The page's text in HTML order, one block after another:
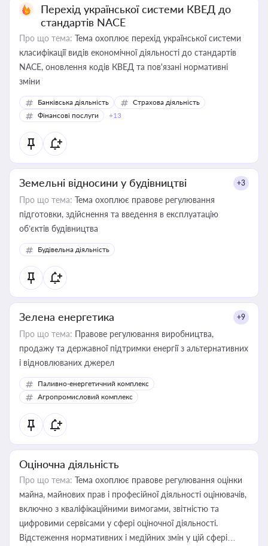
Перехід української системи КВЕД до
стандартів NACE
Про що тема: Тема охоплює перехід української системи
класифікації видів економічної діяльності до стандартів
NACE, оновлення кодів КВЕД та пов'язані нормативні
зміни
Банківська діяльність
Страхова діяльність
Фінансові послуги
+13
Земельні відносини у будівництві +3
Про що тема: Тема охоплює правове регулювання
підготовки, здійснення та введення в експлуатацію
об’єктів будівництва
Будівельна діяльність
Зелена енергетика +9
Про що тема: Правове регулювання виробництва,
продажу та державної підтримки енергії з альтернативних
і відновлюваних джерел
Паливно-енергетичний комплекс
Агропромисловий комплекс
Оціночна діяльність
Про що тема: Тема охоплює правове регулювання оцінки
майна, майнових прав і професійної діяльності оцінювачів,
включно з кваліфікаційними вимогами, звітністю та
цифровими сервісами у сфері оціночної діяльності.
Відстеження нормативних і медійних змін у цій сфері